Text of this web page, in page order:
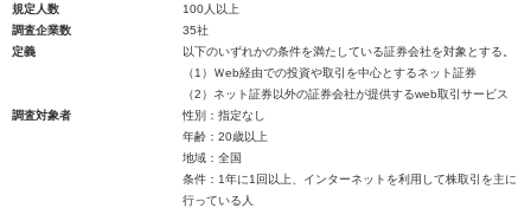
規定人数
100人以上
調査企業数
35社
定義
以下のいずれかの条件を満たしている証券会社を対象とする。
（1）Ｗeb経由での投資や取引を中心とするネット証券
（2）ネット証券以外の証券会社が提供するweb取引サービス
調査対象者
性別：指定なし
年齢：20歳以上
地域：全国
条件：1年に1回以上、インターネットを利用して株取引を主に
行っている人